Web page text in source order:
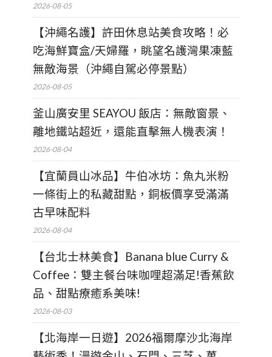
2026-08-05
【沖繩名護】許田休息站美食攻略！必
吃海鮮寶盒/天婦羅，眺望名護灣果凍藍
無敵海景（沖繩自駕必停景點）
2026-08-05
釜山廣安里 SEAYOU 飯店：無敵窗景、
離地鐵站超近，還能直擊無人機表演！
2026-08-04
【宜蘭員山冰品】牛伯冰坊：魚丸米粉
一條街上的私藏甜點，銅板價享受滿滿
古早味配料
2026-08-04
【台北士林美食】Banana blue Curry &
Coffee：雙主餐台味咖哩超滿足!香蕉飲
品、甜點療癒系美味!
2026-08-03
【北海岸一日遊】2026福爾摩沙北海岸